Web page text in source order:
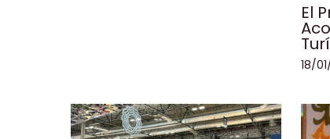
El
18/